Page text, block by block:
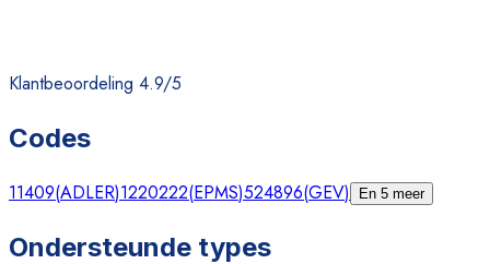
Klantbeoordeling 4.9/5
Codes
11409(ADLER)1220222(EPMS)524896(GEV) En 5 meer
Ondersteunde types